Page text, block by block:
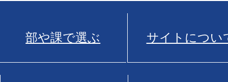
部や課で選ぶ サイトについ